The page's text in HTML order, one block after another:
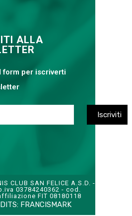
ALLA
form per iscriverti
CLUB SAN FELICE A.S.D. -
03784240362 - cod.
FIT 08180118
FRANCISMARK